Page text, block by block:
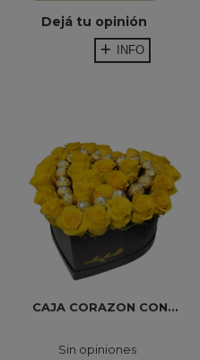
Dejá tu opinión
INFO
CAJA CORAZON CON...
Sin opiniones